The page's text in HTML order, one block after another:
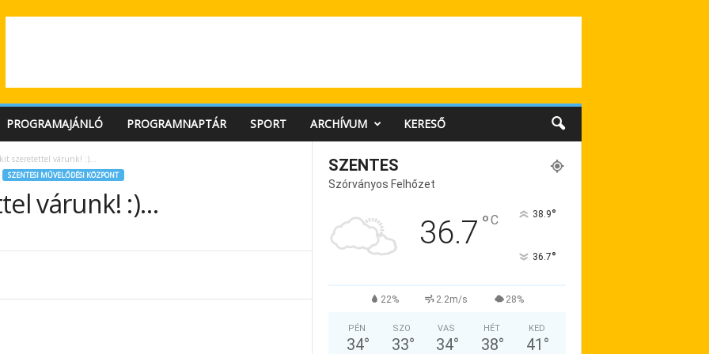
PROGRAMAJÁNLÓ PROGRAMNAPTÁR SPORT ARCHÍVUM KERESŐ
szeretettel várunk! :)…
SZENTESI MŰVELŐDÉSI KÖZPONT
várunk! :)…
SZENTES
Szórványos Felhőzet
36.7 °C 38.9°
36.7°
22% 2.2m/s 28%
PÉN
34°
SZO
33°
VAS
34°
HÉT
38°
KED
41 °